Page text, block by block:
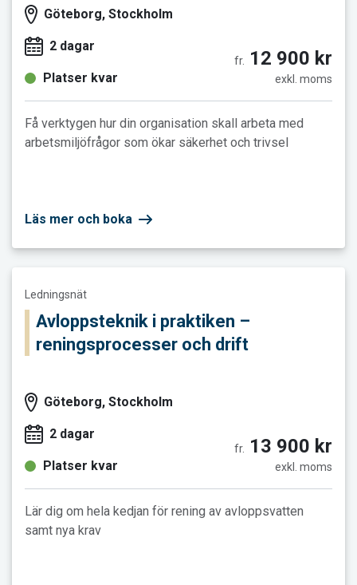
Göteborg, Stockholm
2 dagar
Platser kvar
fr. 12 900 kr
exkl. moms
Få verktygen hur din organisation skall arbeta med
arbetsmiljöfrågor som ökar säkerhet och trivsel
Läs mer och boka
Ledningsnät
Avloppsteknik i praktiken –
reningsprocesser och drift
Göteborg, Stockholm
2 dagar
Platser kvar
fr. 13 900 kr
exkl. moms
Lär dig om hela kedjan för rening av avloppsvatten
samt nya krav